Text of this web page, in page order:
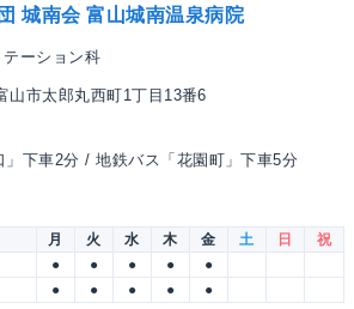
城南会 富山城南温泉病院
ーション科
山市太郎丸西町1丁目13番6
」下車2分 / 地鉄バス「花園町」下車5分
月 火 水 木 金 土 日
祝
● ● ● ●
●
● ● ● ● ●